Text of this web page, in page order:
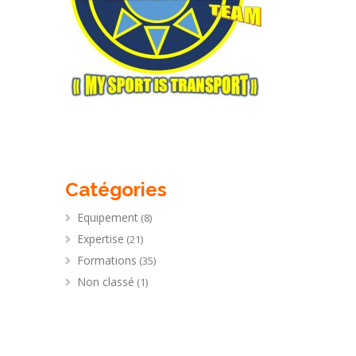
Catégories
Equipement (8)
Expertise (21)
Formations (35)
Non classé (1)